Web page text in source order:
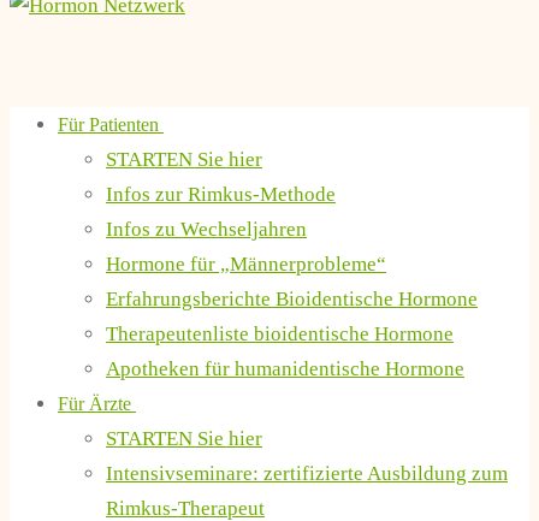
Für Patienten
STARTEN Sie hier
Infos zur Rimkus-Methode
Infos zu Wechseljahren
Hormone für „Männerprobleme“
Erfahrungsberichte Bioidentische Hormone
Therapeutenliste bioidentische Hormone
Apotheken für humanidentische Hormone
Für Ärzte
STARTEN Sie hier
Intensivseminare: zertifizierte Ausbildung zum
Rimkus-Therapeut